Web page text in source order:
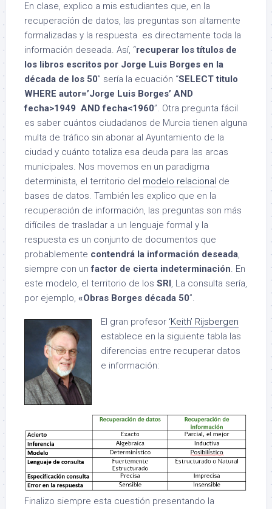
En clase, explico a mis estudiantes que, en la
recuperacíón de datos, las preguntas son altamente
formalizadas y la respuesta es directamente toda la
información deseada. Así, “recuperar los títulos de
los libros escritos por Jorge Luis Borges en la
década de los 50” sería la ecuación “SELECT titulo
WHERE autor=’Jorge Luis Borges’ AND
fecha>1949 AND fecha<1960”. Otra pregunta fácil
es saber cuántos ciudadanos de Murcia tienen alguna
multa de tráfico sin abonar al Ayuntamiento de la
ciudad y cuánto totaliza esa deuda para las arcas
municipales. Nos movemos en un paradigma
determinista, el territorio del modelo relacional de
bases de datos. También les explico que en la
recuperación de información, las preguntas son más
difíciles de trasladar a un lenguaje formal y la
respuesta es un conjunto de documentos que
probablemente contendrá la información deseada,
siempre con unfactor de cierta indeterminación. En
este modelo, el territorio de los SRI, La consulta sería,
por ejemplo, «Obras Borges década 50”.
El gran profesor ‘Keith’ Rijsbergen
establece en la siguiente tabla las
diferencias entre recuperar datos
e información:
Finalizo siempre esta cuestión presentando la